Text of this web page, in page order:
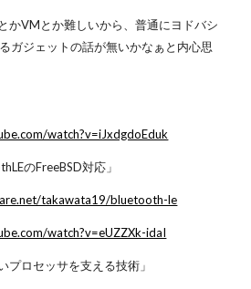
かVMとか難しいから、普通にヨドバシ
ガジェットの話が無いかなぁと内心思
watch?v=iJxdgdoEduk
のFreeBSD対応」
takawata19/bluetooth-le
watch?v=eUZZXk-idaI
プロセッサを支える技術」